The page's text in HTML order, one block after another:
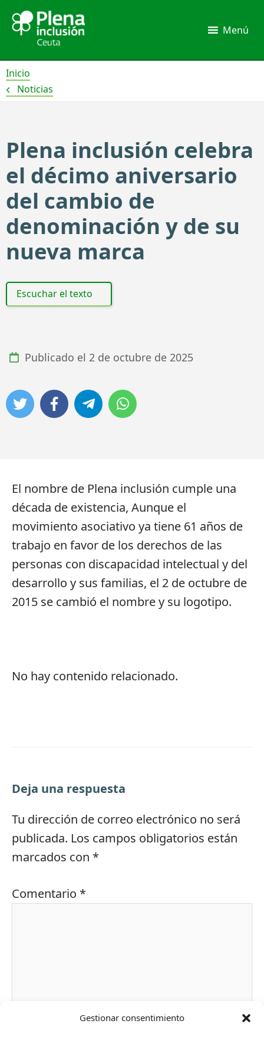
Gestionar consentimiento
contenido
Menú
Inicio
Noticias
Plena inclusión celebra
el décimo aniversario
del cambio de
denominación y de su
nueva marca
Escuchar el texto
Publicado el 2 de octubre de 2025
El nombre de Plena inclusión cumple una
década de existencia, Aunque el
movimiento asociativo ya tiene 61 años de
trabajo en favor de los derechos de las
personas con discapacidad intelectual y del
desarrollo y sus familias, el 2 de octubre de
2015 se cambió el nombre y su logotipo.
No hay contenido relacionado.
Deja una respuesta
Tu dirección de correo electrónico no será
publicada. Los campos obligatorios están
marcados con *
Comentario *